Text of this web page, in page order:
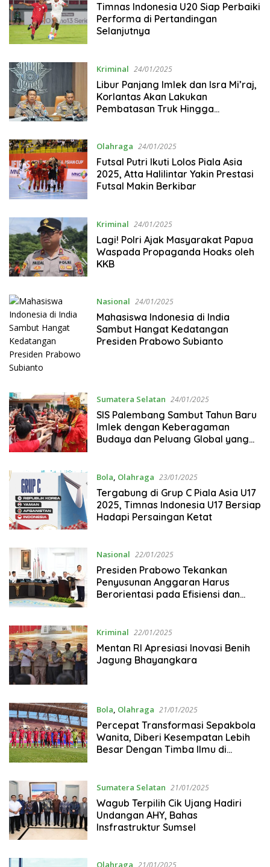
Timnas Indonesia U20 Siap Perbaiki
Performa di Pertandingan
Selanjutnya
Kriminal 24/01/2025
Libur Panjang Imlek dan Isra Mi’raj,
Korlantas Akan Lakukan
Pembatasan Truk Hingga
Olahraga 24/01/2025
Futsal Putri Ikuti Lolos Piala Asia
2025, Atta Halilintar Yakin Prestasi
Futsal Makin Berkibar
Kriminal 24/01/2025
Lagi! Polri Ajak Masyarakat Papua
Waspada Propaganda Hoaks oleh
KKB
Nasional 24/01/2025
Mahasiswa Indonesia di India
Sambut Hangat Kedatangan
Presiden Prabowo Subianto
Sumatera Selatan 24/01/2025
SIS Palembang Sambut Tahun Baru
Imlek dengan Keberagaman
Budaya dan Peluang Global yang
Bola, Olahraga 23/01/2025
Tergabung di Grup C Piala Asia U17
2025, Timnas Indonesia U17 Bersiap
Hadapi Persaingan Ketat
Nasional 22/01/2025
Presiden Prabowo Tekankan
Penyusunan Anggaran Harus
Berorientasi pada Efisiensi dan
Kriminal 22/01/2025
Mentan RI Apresiasi Inovasi Benih
Jagung Bhayangkara
Bola, Olahraga 21/01/2025
Percepat Transformasi Sepakbola
Wanita, Diberi Kesempatan Lebih
Besar Dengan Timba Ilmu di
Sumatera Selatan 21/01/2025
Wagub Terpilih Cik Ujang Hadiri
Undangan AHY, Bahas
Insfrastruktur Sumsel
Olahraga 21/01/2025